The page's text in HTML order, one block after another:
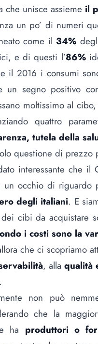
che unisce assieme il
un po’ di numeri
come il 34%
e di questi l’86%
il 2016 i consumi
un segno positivo
moltissimo al
quattro
tutela della
questione di prezzo
interessante che il
un occhio di riguardo
degli italiani. E
cibi da acquistare
i costi sono la
che ci scopriamo
, alla qualità
non può
che la
ha produttori o